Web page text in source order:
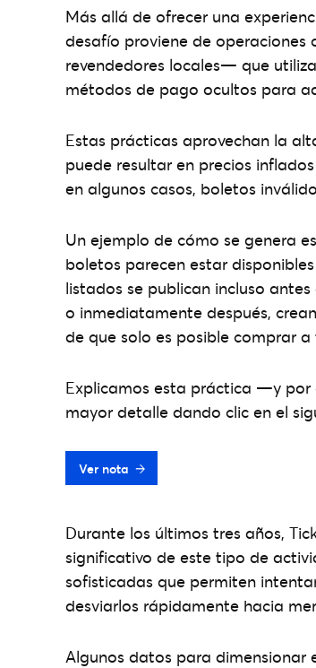
Más allá de ofrecer una
desafío proviene de
revendedores locales— que
métodos de pago ocultos para
Estas prácticas aprovechan la
puede resultar en precios
en algunos casos, boletos
Un ejemplo de cómo se genera
boletos parecen estar
listados se publican incluso
o inmediatamente después,
de que solo es posible comprar
Explicamos esta práctica —y
mayor detalle dando clic en el
Ver nota
Durante los últimos tres años,
significativo de este tipo de
sofisticadas que permiten
desviarlos rápidamente hacia
Algunos datos para dimensionar